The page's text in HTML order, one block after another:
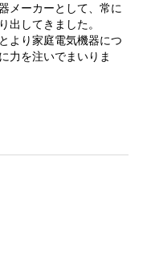
メーカーとして、常に
出してきました。
より家庭電気機器につ
力を注いでまいりま